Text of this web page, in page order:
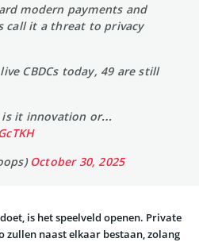
modern payments and
it a threat to privacy
CBDCs today, 49 are still
is it innovation or…
October 30, 2025
is het speelveld openen. Private
zullen naast elkaar bestaan, zolang